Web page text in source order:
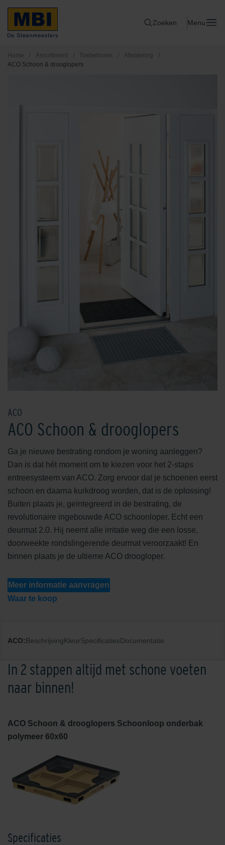
Zoeken Menu
Home / Assortiment / Toebehoren / Afwatering
/
ACO Schoon & drooglopers
ACO
ACO Schoon & drooglopers
Ga je nieuwe bestrating rondom je woning aanleggen?
Dan is dat hét moment om te kiezen voor het 2-staps
entreesysteem van ACO. Zorg ervoor dat je schoenen eerst
schoon en daarna kurkdroog worden, dat is de oplossing!
Buiten plaats je, geïntegreerd in de bestrating, de
revolutionaire ingebouwde ACO schoonloper. Echt een
deurmat 2.0. Hij neemt alle irritatie weg die een losse,
doorweekte rondslingerende deurmat veroorzaakt! En
binnen plaats je de ultieme ACO droogloper.
Meer informatie aanvragen
Waar te koop
ACO:BeschrijvingKleurSpecificatiesDocumentatie
In 2 stappen altijd met schone voeten
naar binnen!
ACO Schoon & drooglopers Schoonloop onderbak
polymeer 60x60
Specificaties